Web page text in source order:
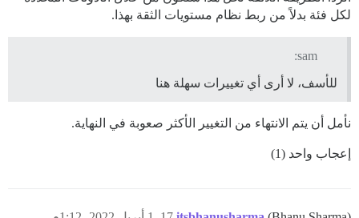
لكل فئة بدلاً من ربط نظام مستويات الثقة بهذا.
sam:
للأسف، لا أرى أي تغييرات سهلة هنا
نأمل أن يتم الانتهاء من التغيير الأكثر صعوبة في النهاية.
إعجاب واحد (1)